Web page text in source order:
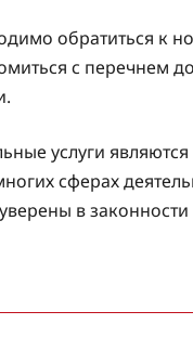
обратиться к
с перечнем
услуги
сферах
в